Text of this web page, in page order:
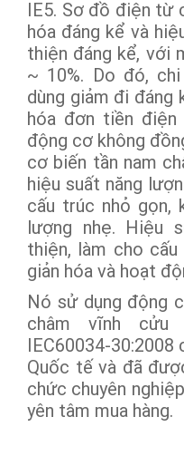
IE5. Sơ đồ điện từ
hóa đáng kể và
thiện đáng kể, với
~ 10%. Do đó,
dùng giảm đi đáng
hóa đơn tiền điện
động cơ không
cơ biến tần nam
hiệu suất năng
cấu trúc nhỏ gọn,
lượng nhẹ. Hiệu
thiện, làm cho
giản hóa và hoạt
Nó sử dụng động
châm vĩnh cửu
IEC60034-30:2008
Quốc tế và đã
chức chuyên
yên tâm mua hàng.